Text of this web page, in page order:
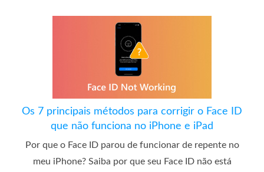
Os 7 principais métodos para corrigir o Face ID
que não funciona no iPhone e iPad
Por que o Face ID parou de funcionar de repente no
meu iPhone? Saiba por que seu Face ID não está